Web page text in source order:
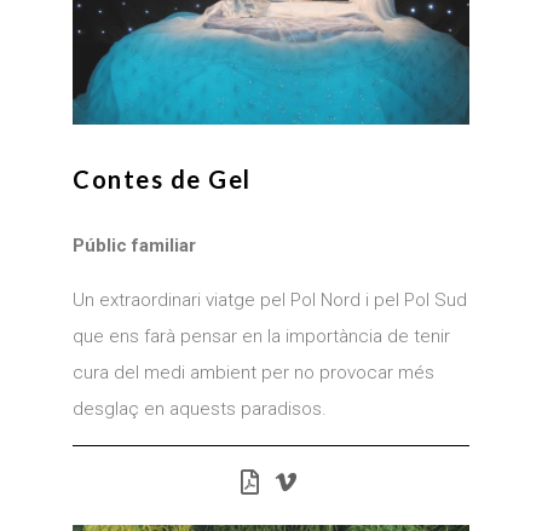
Contes de Gel
Públic familiar
Un extraordinari viatge pel Pol Nord i pel Pol Sud
que ens farà pensar en la importància de tenir
cura del medi ambient per no provocar més
desglaç en aquests paradisos.